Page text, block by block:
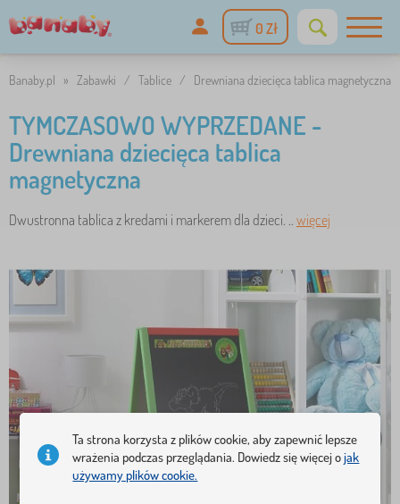
0 Zł
Banaby.pl » Zabawki / Tablice / Drewniana dziecięca tablica magnetyczna
TYMCZASOWO WYPRZEDANE -
Drewniana dziecięca tablica
magnetyczna
Dwustronna tablica z kredami i markerem dla dzieci. .. więcej
Ta strona korzysta z plików cookie, aby zapewnić lepsze
wrażenia podczas przeglądania. Dowiedz się więcej ojak
używamy plików cookie.